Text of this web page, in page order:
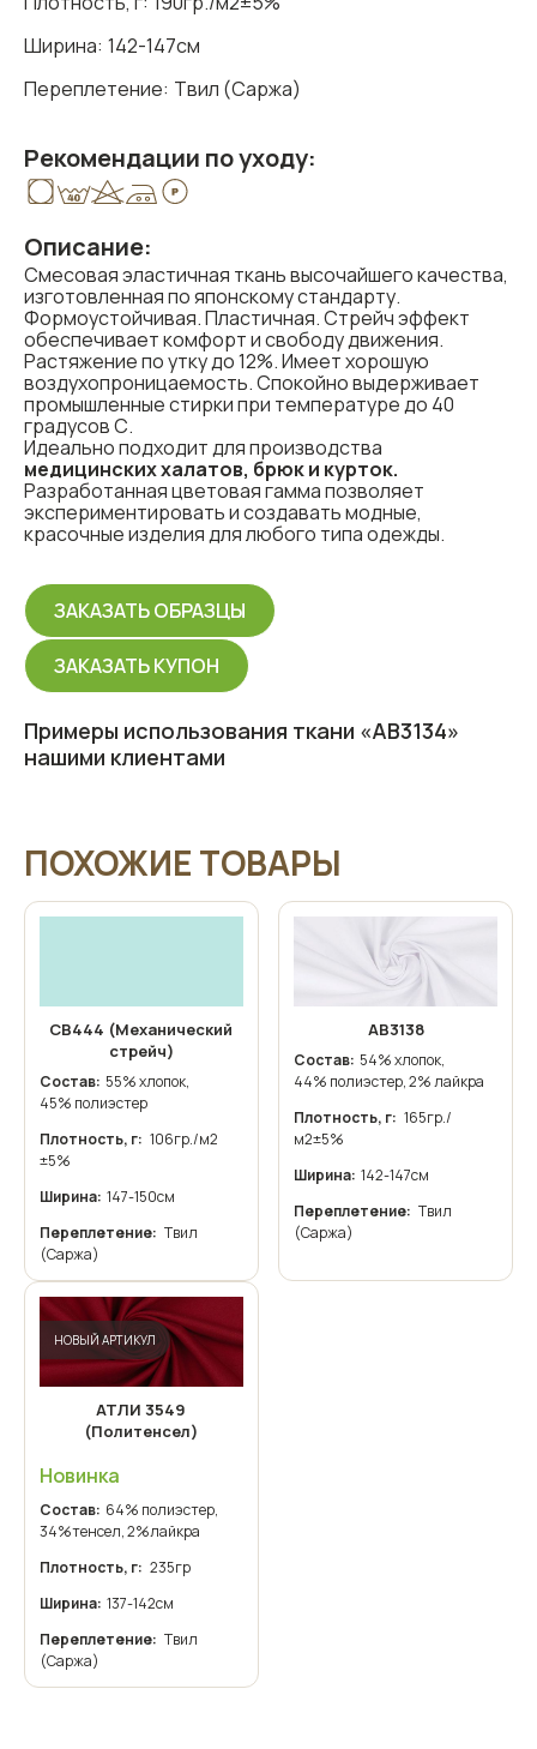
Ширина: 142-147см
Переплетение: Твил (Саржа)
Рекомендации по уходу:
Описание:
Смесовая эластичная ткань высочайшего качества,
изготовленная по японскому стандарту.
Формоустойчивая. Пластичная. Стрейч эффект
обеспечивает комфорт и свободу движения.
Растяжение по утку до 12%. Имеет хорошую
воздухопроницаемость. Спокойно выдерживает
промышленные стирки при температуре до 40
градусов С.
Идеально подходит для производства
медицинских халатов, брюк и курток.
Разработанная цветовая гамма позволяет
экспериментировать и создавать модные,
красочные изделия для любого типа одежды.
ЗАКАЗАТЬ ОБРАЗЦЫ
ЗАКАЗАТЬ КУПОН
Примеры использования ткани «АВ3134»
нашими клиентами
ПОХОЖИЕ ТОВАРЫ
СВ444 (Механический
стрейч)
Состав: 55% хлопок,
45% полиэстер
Плотность, г: 106гр./м2
±5%
Ширина: 147-150см
Переплетение: Твил
(Саржа)
АВ3138
Состав: 54% хлопок,
44% полиэстер, 2% лайкра
Плотность, г: 165гр./
м2±5%
Ширина:142-147см
Переплетение: Твил
(Саржа)
НОВЫЙ АРТИКУЛ
АТЛИ 3549
(Политенсел)
Новинка
Состав: 64% полиэстер,
34%тенсел, 2%лайкра
Плотность, г: 235гр
Ширина: 137-142см
Переплетение: Твил
(Саржа)